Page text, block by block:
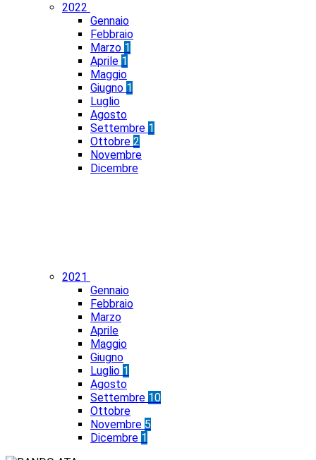
2022
Gennaio
Febbraio
Marzo 1
Aprile 1
Maggio
Giugno 1
Luglio
Agosto
Settembre 1
Ottobre 2
Novembre
Dicembre
2021
Gennaio
Febbraio
Marzo
Aprile
Maggio
Giugno
Luglio 1
Agosto
Settembre 10
Ottobre
Novembre 5
Dicembre 1